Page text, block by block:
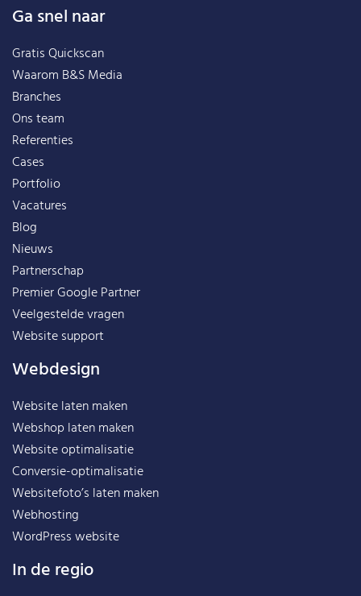
Ga snel naar
Gratis Quickscan
Waarom B&S Media
Branches
Ons team
Referenties
Cases
Portfolio
Vacatures
Blog
Nieuws
Partnerschap
Premier Google Partner
Veelgestelde vragen
Website support
Webdesign
Website laten maken
Webshop laten maken
Website optimalisatie
Conversie-optimalisatie
Websitefoto’s laten maken
Webhosting
WordPress website
In de regio